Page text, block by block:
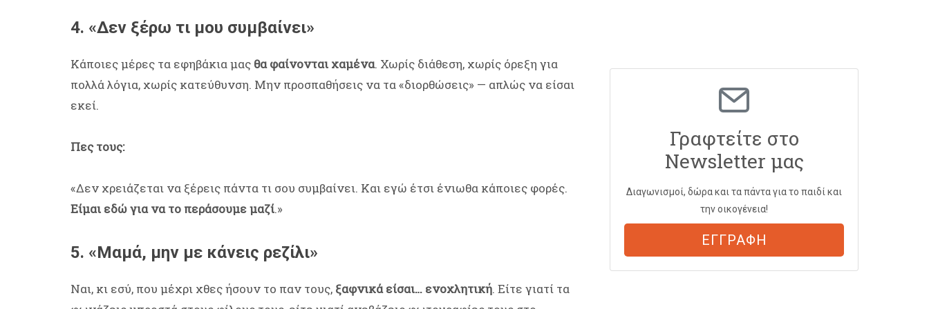
4. «Δεν ξέρω τι μου συμβαίνει»
Κάποιες μέρες τα εφηβάκια μας θα φαίνονται χαμένα. Χωρίς διάθεση, χωρίς όρεξη για
πολλά λόγια, χωρίς κατεύθυνση. Μην προσπαθήσεις να τα «διορθώσεις» — απλώς να είσαι
εκεί.
Πες τους:
«Δεν χρειάζεται να ξέρεις πάντα τι σου συμβαίνει. Και εγώ έτσι ένιωθα κάποιες φορές.
Είμαι εδώ για να το περάσουμε μαζί.»
5. «Μαμά, μην με κάνεις ρεζίλι»
Ναι, κι εσύ, που μέχρι χθες ήσουν το παν τους, ξαφνικά είσαι… ενοχλητική. Είτε γιατί τα
Γραφτείτε στο
Newsletter μας
Διαγωνισμοί, δώρα και τα πάντα για το παιδί και
την οικογένεια!
ΕΓΓΡΑΦΗ